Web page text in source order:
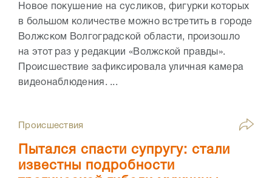
Новое покушение на сусликов, фигурки которых
в большом количестве можно встретить в городе
Волжском Волгоградской области, произошло
на этот раз у редакции «Волжской правды».
Происшествие зафиксировала уличная камера
видеонаблюдения. ...
Происшествия
Пытался спасти супругу: стали
известны подробности